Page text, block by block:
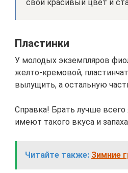
свой красивый цвет и
Пластинки
У молодых экземпляров
желто-кремовой,
вылущить, а остальную
Справка! Брать лучше
имеют такого вкуса и
Читайте также: Зимние